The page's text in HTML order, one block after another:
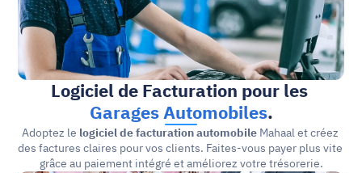
Logiciel de Facturation pour les
Garages Automobiles.
Adoptez le logiciel de facturation automobile Mahaal et créez
des factures claires pour vos clients. Faites-vous payer plus vite
grâce au paiement intégré et améliorez votre trésorerie.